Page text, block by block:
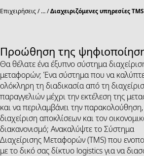
Επιχειρήσεις … Διαχειριζόμενες υπηρεσίες TMS
Προώθηση της
Θα θέλατε ένα έξυπνο σύστημα
μεταφορών; Ένα σύστημα που να
ολόκληρη τη διαδικασία από τη
παραγγελιών μέχρι την εκτέλεση της
και να περιλαμβάνει την
διαχείριση αποκλίσεων και τον
διακανονισμό; Ανακαλύψτε το Σύστημα
Διαχείρισης Μεταφορών (ΤMS) που
με το δικό σας δίκτυο logistics για να